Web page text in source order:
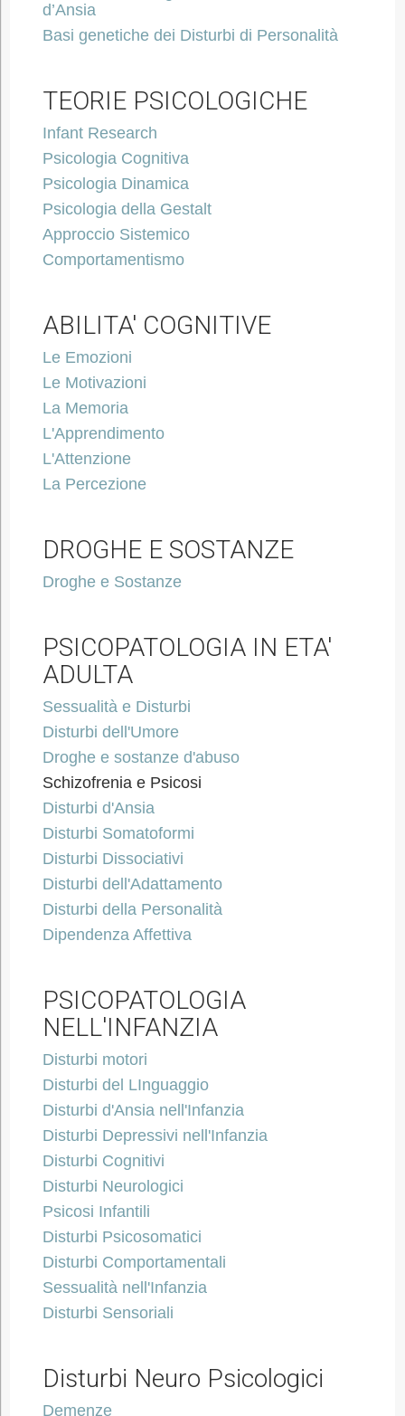
d’Ansia
Basi genetiche dei Disturbi di Personalità
TEORIE PSICOLOGICHE
Infant Research
Psicologia Cognitiva
Psicologia Dinamica
Psicologia della Gestalt
Approccio Sistemico
Comportamentismo
ABILITA' COGNITIVE
Le Emozioni
Le Motivazioni
La Memoria
L'Apprendimento
L'Attenzione
La Percezione
DROGHE E SOSTANZE
Droghe e Sostanze
PSICOPATOLOGIA IN ETA'
ADULTA
Sessualità e Disturbi
Disturbi dell'Umore
Droghe e sostanze d'abuso
Schizofrenia e Psicosi
Disturbi d'Ansia
Disturbi Somatoformi
Disturbi Dissociativi
Disturbi dell'Adattamento
Disturbi della Personalità
Dipendenza Affettiva
PSICOPATOLOGIA
NELL'INFANZIA
Disturbi motori
Disturbi del LInguaggio
Disturbi d'Ansia nell'Infanzia
Disturbi Depressivi nell'Infanzia
Disturbi Cognitivi
Disturbi Neurologici
Psicosi Infantili
Disturbi Psicosomatici
Disturbi Comportamentali
Sessualità nell'Infanzia
Disturbi Sensoriali
Disturbi Neuro Psicologici
Demenze